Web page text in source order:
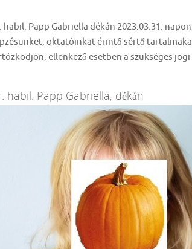
habil. Papp Gabriella dékán 2023.03.31.
oktatóinkat érintő sértő
ellenkező esetben a szükséges
habil. Papp Gabriella, dékán